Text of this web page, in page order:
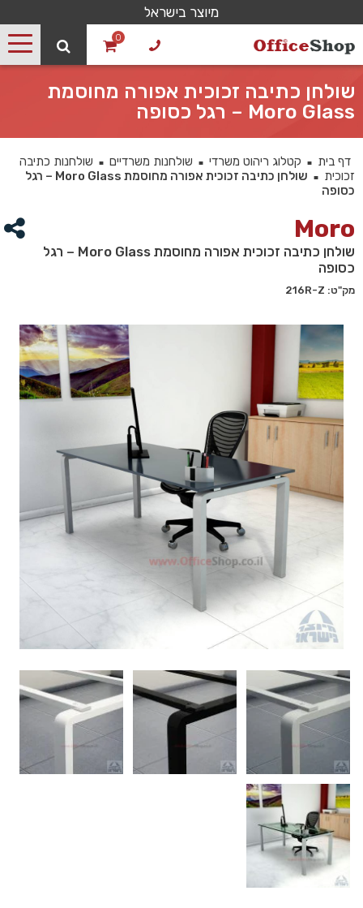
מיוצר בישראל
0
שולחן כתיבה זכוכית אפורה מחוסמת
Moro Glass – רגל כסופה
דף בית ■ קטלוג ריהוט משרדי ■ שולחנות משרדיים ■
שולחנות כתיבה
זכוכית
■
שולחן כתיבה זכוכית אפורה מחוסמת Moro Glass – רגל
כסופה
Moro
שולחן כתיבה זכוכית אפורה מחוסמת Moro Glass – רגל
כסופה
מק"ט: 216R-Z